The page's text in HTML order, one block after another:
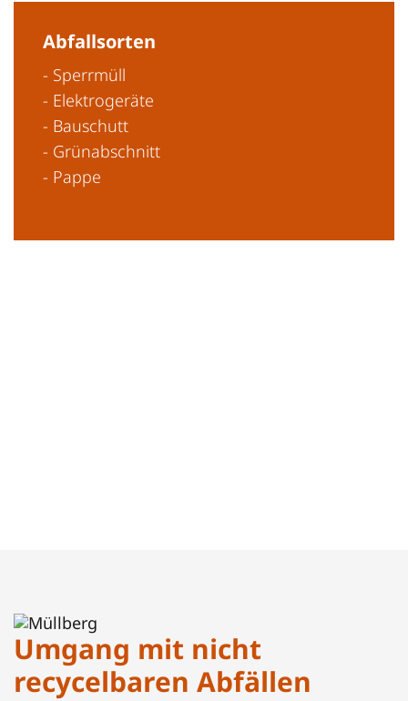
Abfallsorten
- Sperrmüll
- Elektrogeräte
- Bauschutt
- Grünabschnitt
- Pappe
Umgang mit nicht
recycelbaren Abfällen